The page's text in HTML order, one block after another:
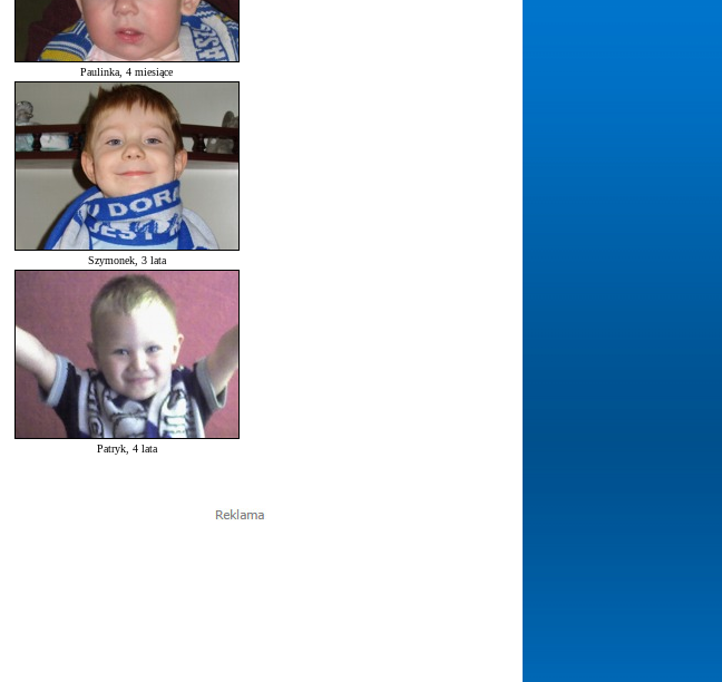
Paulinka, 4 miesiące
Szymonek, 3 lata
Patryk, 4 lata